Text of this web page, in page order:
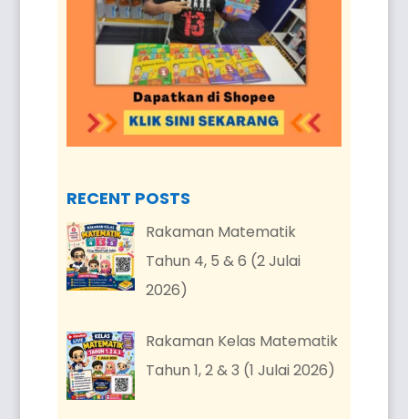
RECENT POSTS
Rakaman Matematik
Tahun 4, 5 & 6 (2 Julai
2026)
Rakaman Kelas Matematik
Tahun 1, 2 & 3 (1 Julai 2026)